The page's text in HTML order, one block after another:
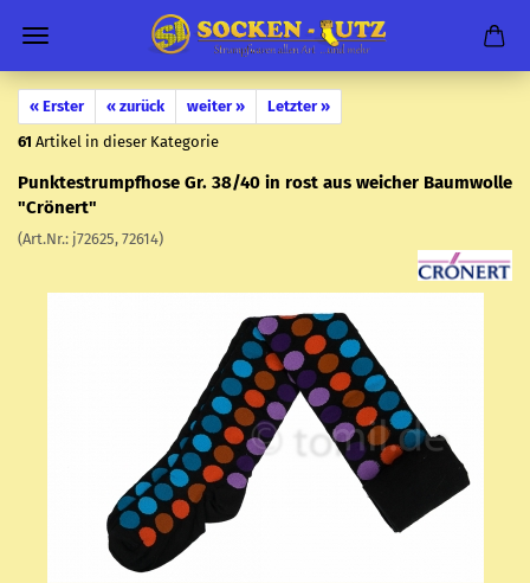
« Erster « zurück weiter »
Letzter »
61 Artikel in dieser Kategorie
Punk­te­strumpf­ho­se Gr. 38/40 in rost aus wei­cher Baum­wol­le
"Crö­nert"
(Art.Nr.: j72625, 72614)